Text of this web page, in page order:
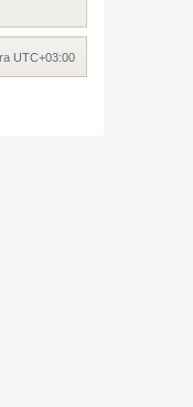
UTC+03:00